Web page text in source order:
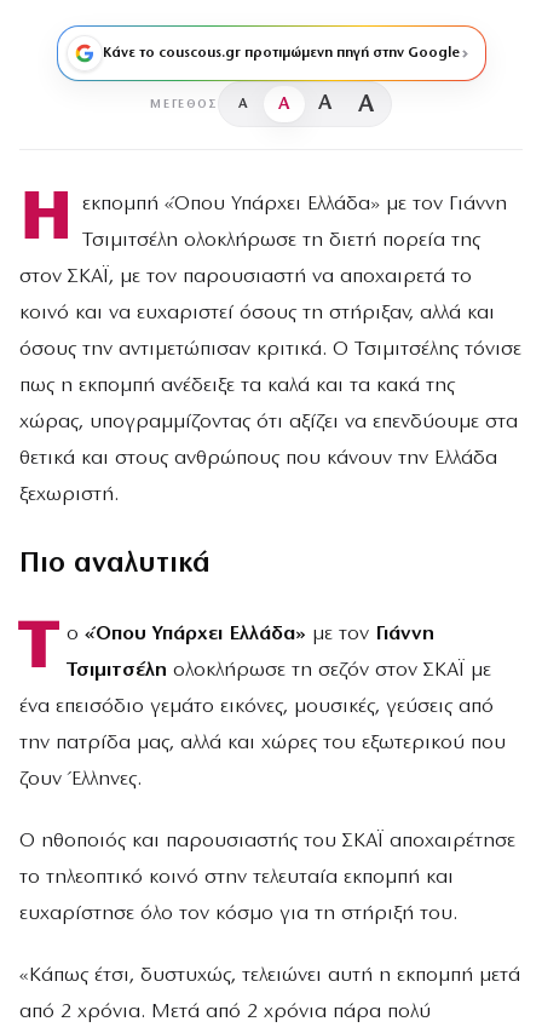
Κάνε το couscous.gr προτιμώμενη πηγή στην Google
ΜΈΓΕΘΟΣ A A A A
Η
εκπομπή «Όπου Υπάρχει Ελλάδα» με τον Γιάννη
Τσιμιτσέλη ολοκλήρωσε τη διετή πορεία της
στον ΣΚΑΪ, με τον παρουσιαστή να αποχαιρετά το
κοινό και να ευχαριστεί όσους τη στήριξαν, αλλά και
όσους την αντιμετώπισαν κριτικά. Ο Τσιμιτσέλης τόνισε
πως η εκπομπή ανέδειξε τα καλά και τα κακά της
χώρας, υπογραμμίζοντας ότι αξίζει να επενδύουμε στα
θετικά και στους ανθρώπους που κάνουν την Ελλάδα
ξεχωριστή.
Πιο αναλυτικά
Τ ο «Όπου Υπάρχει Ελλάδα» με τον Γιάννη
Τσιμιτσέλη ολοκλήρωσε τη σεζόν στον ΣΚΑΪ με
ένα επεισόδιο γεμάτο εικόνες, μουσικές, γεύσεις από
την πατρίδα μας, αλλά και χώρες του εξωτερικού που
ζουν Έλληνες.
Ο ηθοποιός και παρουσιαστής του ΣΚΑΪ αποχαιρέτησε
το τηλεοπτικό κοινό στην τελευταία εκπομπή και
ευχαρίστησε όλο τον κόσμο για τη στήριξή του.
«Κάπως έτσι, δυστυχώς, τελειώνει αυτή η εκπομπή μετά
από 2 χρόνια. Μετά από 2 χρόνια πάρα πολύ